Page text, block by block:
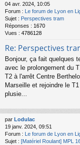
04 avr. 2024, 10:05
Forum : Le forum de Lyon en
Sujet : Perspectives tram
Réponses : 1670
Vues : 4786128
Re: Perspectives
Bonjour, ça fait quelques
avec le prolongement du
T2 à l'arrêt Centre
Marseille et rejoindre le
plusie...
par Lodulac
19 janv. 2024, 09:51
Forum : Le forum de Lyon en
Sujet : [Matériel Roulant] MPL